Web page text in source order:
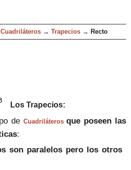
Cuadriláteros → Trapecios → Recto
Los Trapecios:
de Cuadriláteros que poseen las
:
son paralelos pero los otros